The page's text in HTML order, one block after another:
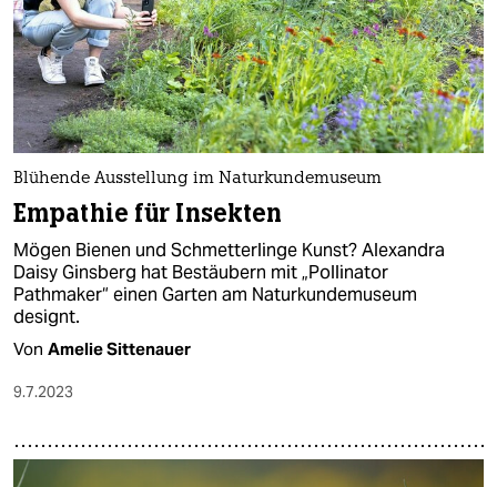
Blühende Ausstellung im Naturkundemuseum
Empathie für Insekten
Mögen Bienen und Schmetterlinge Kunst? Alexandra
Daisy Ginsberg hat Bestäubern mit „Pollinator
Pathmaker“ einen Garten am Naturkundemuseum
designt.
Von Amelie Sittenauer
9.7.2023